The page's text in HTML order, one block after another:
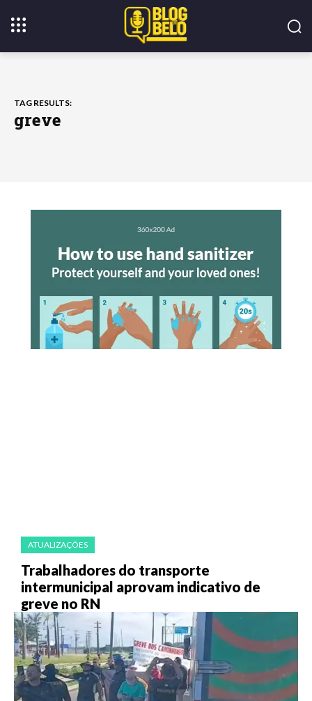
TAG RESULTS:
greve
ATUALIZAÇÕES
Trabalhadores do transporte
intermunicipal aprovam indicativo de
greve no RN